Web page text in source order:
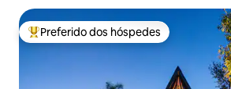
Entre os melhores preferidos dos
Preferido dos hóspedes